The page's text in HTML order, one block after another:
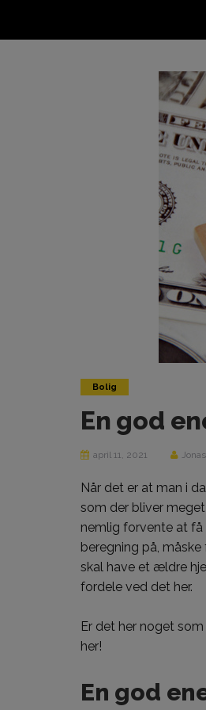
Bolig
En god
april 11, 2021 Jonas
Når det er at man i
som der bliver
nemlig forvente at få
beregning på, måske
skal have et ældre
fordele ved det her.
Er det her noget
her!
En god